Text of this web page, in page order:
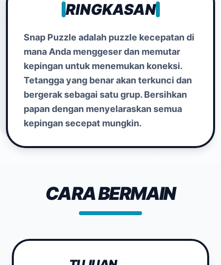
RINGKASAN
Snap Puzzle adalah puzzle kecepatan di
mana Anda menggeser dan memutar
kepingan untuk menemukan koneksi.
Tetangga yang benar akan terkunci dan
bergerak sebagai satu grup. Bersihkan
papan dengan menyelaraskan semua
kepingan secepat mungkin.
CARA BERMAIN